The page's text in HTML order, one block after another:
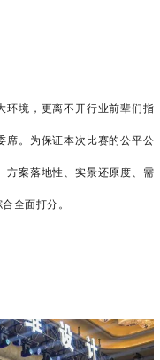
环境，更离不开行业前辈们指
席。为保证本次比赛的公平公
方案落地性、实景还原度、需
全面打分。